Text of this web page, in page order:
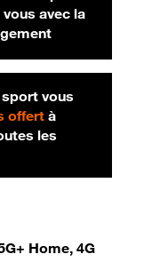
avec la
vous
offertà
les
Home, 4G